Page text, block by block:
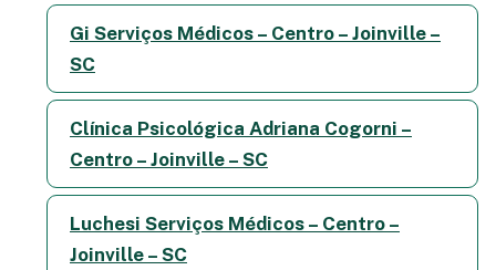
Gi Serviços Médicos – Centro – Joinville –
SC
Clínica Psicológica Adriana Cogorni –
Centro – Joinville – SC
Luchesi Serviços Médicos – Centro –
Joinville – SC